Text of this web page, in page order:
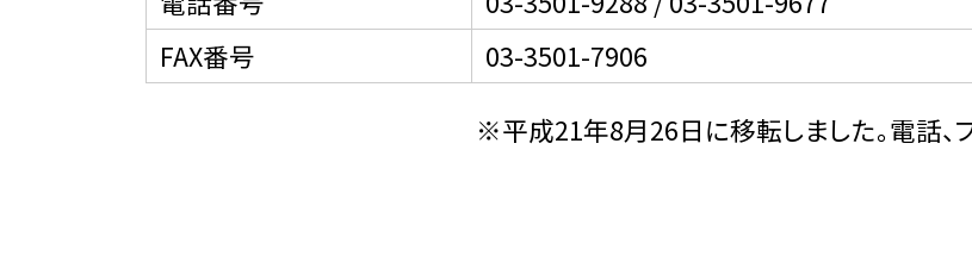
FAX番号
03-3501-7906
※平成21年8月26日に移転しました。電話、